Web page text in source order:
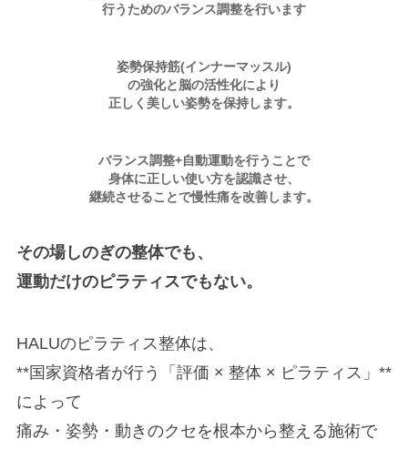
行うためのバランス調整を行います
姿勢保持筋(インナーマッスル)
の強化と脳の活性化により
正しく美しい姿勢を保持します。
バランス調整+自動運動を行うことで
身体に正しい使い方を認識させ、
継続させることで慢性痛を改善します。
その場しのぎの整体でも、
運動だけのピラティスでもない。
HALUのピラティス整体は、
**国家資格者が行う「評価 × 整体 × ピラティス」**
によって
痛み・姿勢・動きのクセを根本から整える施術で